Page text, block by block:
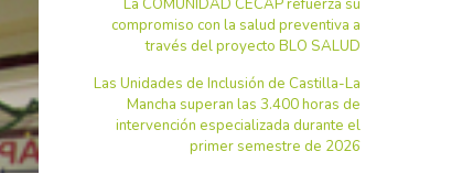
La COMUNIDAD CECAP refuerza su
compromiso con la salud preventiva a
través del proyecto BLO SALUD
Las Unidades de Inclusión de Castilla-La
Mancha superan las 3.400 horas de
intervención especializada durante el
primer semestre de 2026